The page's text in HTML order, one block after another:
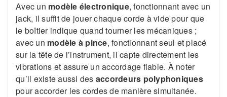
Avec un modèle électronique, fonctionnant avec un
jack, il suffit de jouer chaque corde à vide pour que
le boîtier indique quand tourner les mécaniques ;
avec un modèle à pince, fonctionnant seul et placé
sur la tête de l’instrument, il capte directement les
vibrations et assure un accordage fiable. À noter
qu’il existe aussi des accordeurs polyphoniques
pour accorder les cordes de manière simultanée.